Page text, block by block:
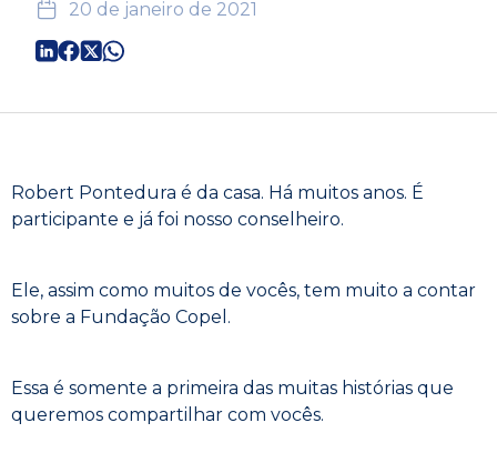
20 de janeiro de 2021
Robert Pontedura é da casa. Há muitos anos. É
participante e já foi nosso conselheiro.
Ele, assim como muitos de vocês, tem muito a contar
sobre a Fundação Copel.
Essa é somente a primeira das muitas histórias que
queremos compartilhar com vocês.